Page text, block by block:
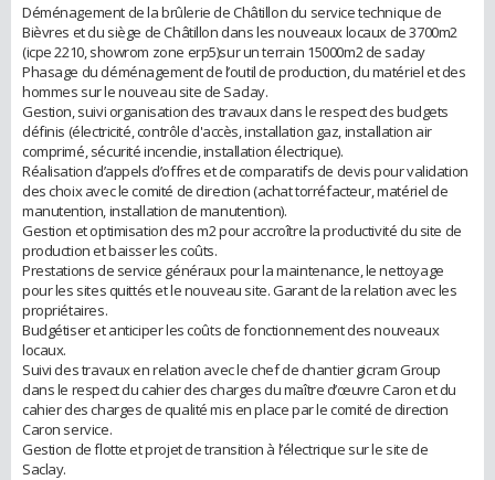
Déménagement de la brûlerie de Châtillon du service technique de
Bièvres et du siège de Châtillon dans les nouveaux locaux de 3700m2
(icpe 2210, showrom zone erp5)sur un terrain 15000m2 de saclay
Phasage du déménagement de l’outil de production, du matériel et des
hommes sur le nouveau site de Saclay.
Gestion, suivi organisation des travaux dans le respect des budgets
définis (électricité, contrôle d'accès, installation gaz, installation air
comprimé, sécurité incendie, installation électrique).
Réalisation d’appels d’offres et de comparatifs de devis pour validation
des choix avec le comité de direction (achat torréfacteur, matériel de
manutention, installation de manutention).
Gestion et optimisation des m2 pour accroître la productivité du site de
production et baisser les coûts.
Prestations de service généraux pour la maintenance, le nettoyage
pour les sites quittés et le nouveau site. Garant de la relation avec les
propriétaires.
Budgétiser et anticiper les coûts de fonctionnement des nouveaux
locaux.
Suivi des travaux en relation avec le chef de chantier gicram Group
dans le respect du cahier des charges du maître d’œuvre Caron et du
cahier des charges de qualité mis en place par le comité de direction
Caron service.
Gestion de flotte et projet de transition à l’électrique sur le site de
Saclay.